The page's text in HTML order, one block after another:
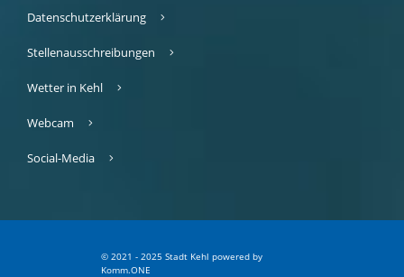
Datenschutzerklärung
Stellenausschreibungen
Wetter in Kehl
Webcam
Social-Media
© 2021 - 2025 Stadt Kehl powered by
Komm.ONE